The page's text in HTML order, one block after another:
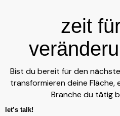
zeit
Bist du bereit für den
transformieren deine Fläche,
Branche du tätig
let’s talk!